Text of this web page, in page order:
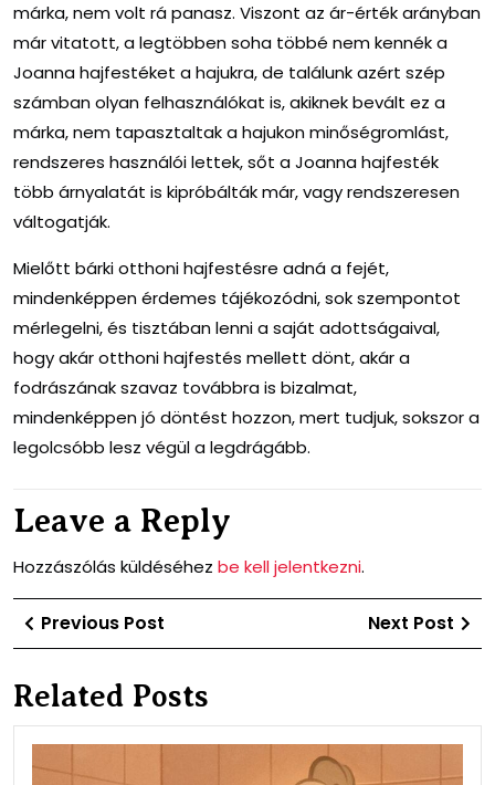
márka, nem volt rá panasz. Viszont az ár-érték arányban
már vitatott, a legtöbben soha többé nem kennék a
Joanna hajfestéket a hajukra, de találunk azért szép
számban olyan felhasználókat is, akiknek bevált ez a
márka, nem tapasztaltak a hajukon minőségromlást,
rendszeres használói lettek, sőt a Joanna hajfesték
több árnyalatát is kipróbálták már, vagy rendszeresen
váltogatják.
Mielőtt bárki otthoni hajfestésre adná a fejét,
mindenképpen érdemes tájékozódni, sok szempontot
mérlegelni, és tisztában lenni a saját adottságaival,
hogy akár otthoni hajfestés mellett dönt, akár a
fodrászának szavaz továbbra is bizalmat,
mindenképpen jó döntést hozzon, mert tudjuk, sokszor a
legolcsóbb lesz végül a legdrágább.
Leave a Reply
Hozzászólás küldéséhez be kell jelentkezni.
Bejegyzés
navigáció
Previous Post
Post
Next Post
Related Posts
lesz